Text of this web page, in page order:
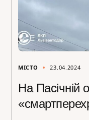
МІСТО 23.04.2024
На